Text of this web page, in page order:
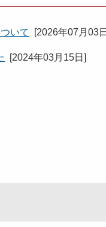
いて [2026年07月03
[2024年03月15日 ]